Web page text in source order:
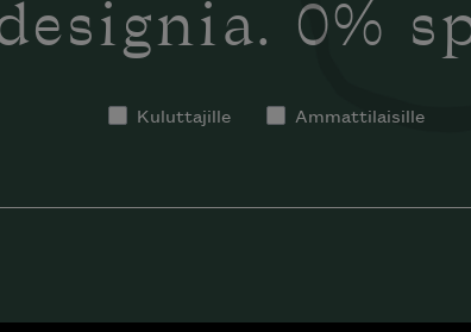
0%
Kuluttajille Ammattilaisille